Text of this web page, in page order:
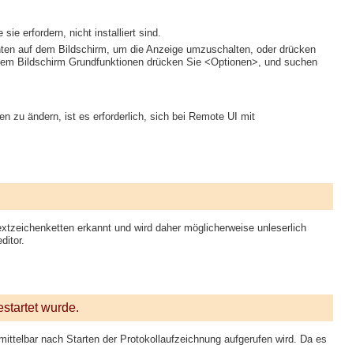
sie erfordern, nicht installiert sind.
auf dem Bildschirm, um die Anzeige umzuschalten, oder drücken
Bildschirm Grundfunktionen drücken Sie <Optionen>, und suchen
zu ändern, ist es erforderlich, sich bei Remote UI mit
erkannt und wird daher möglicherweise unleserlich
wurde.
nach Starten der Protokollaufzeichnung aufgerufen wird. Da es